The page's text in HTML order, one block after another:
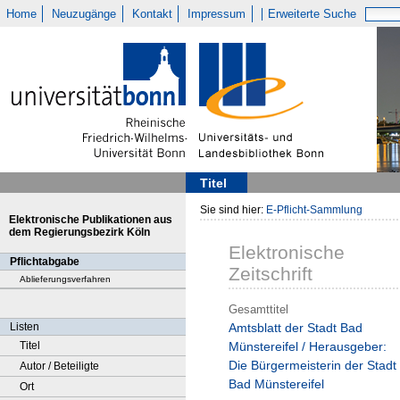
Home Neuzugänge Kontakt Impressum Erweiterte Suche
Titel
Elektronische Publikationen aus
dem Regierungsbezirk Köln
Pflichtabgabe
Ablieferungsverfahren
Listen
Titel
Autor / Beteiligte
Ort
Sie sind hier: E-Pflicht-Sammlung
Elektronische
Zeitschrift
Gesamttitel
Amtsblatt der Stadt Bad
Münstereifel / Herausgeber:
Die Bürgermeisterin der Stadt
Bad Münstereifel